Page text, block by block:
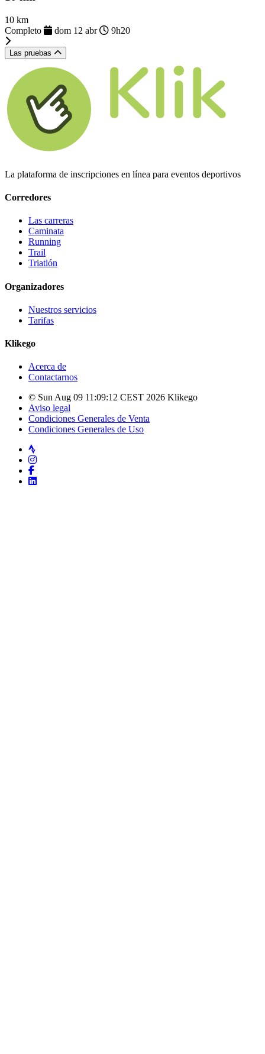
10 km
Completo
dom 12 abr 9h20
Las pruebas
La plataforma de inscripciones en línea para eventos deportivos
Corredores
Las carreras
Caminata
Running
Trail
Triatlón
Organizadores
Nuestros servicios
Tarifas
Klikego
Acerca de
Contactarnos
© Sun Aug 09 11:09:12 CEST 2026 Klikego
Aviso legal
Condiciones Generales de Venta
Condiciones Generales de Uso
Strava
Instagram
Facebook
LinkedIn